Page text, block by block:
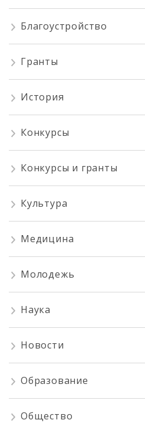
Благоустройство
Гранты
История
Конкурсы
Конкурсы и гранты
Культура
Медицина
Молодежь
Наука
Новости
Образование
Общество